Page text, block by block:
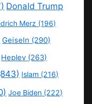
Donald Trump
Merz (196)
Geiseln (290)
Heplev (263)
Islam (216)
Joe Biden (222)